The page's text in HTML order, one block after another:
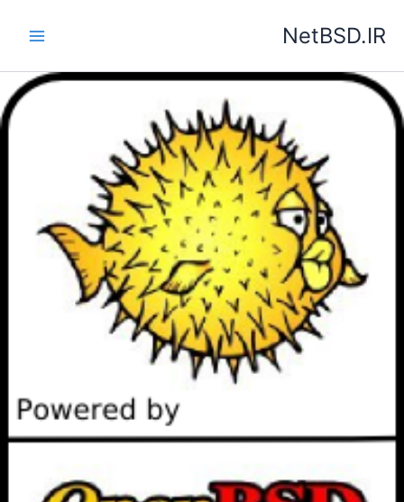
NetBSD.IR